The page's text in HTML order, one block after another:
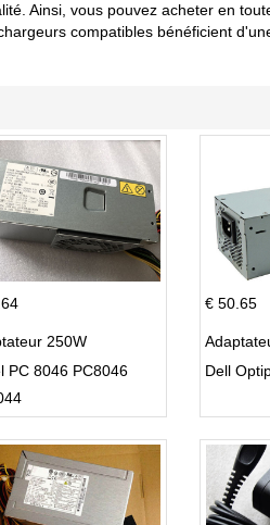
Ainsi, vous pouvez acheter en
compatibles bénéficient
250W
PC 8046 PC8046
€ 50.65
Dell